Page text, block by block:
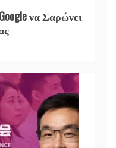
να Σαρώνει